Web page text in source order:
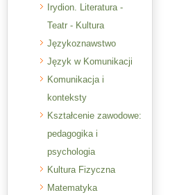
Irydion. Literatura -
Teatr - Kultura
Językoznawstwo
Język w Komunikacji
Komunikacja i
konteksty
Kształcenie zawodowe:
pedagogika i
psychologia
Kultura Fizyczna
Matematyka